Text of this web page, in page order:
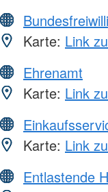
Karte: Link
Ehrenamt
Karte: Link
Karte: Link
Entlastende